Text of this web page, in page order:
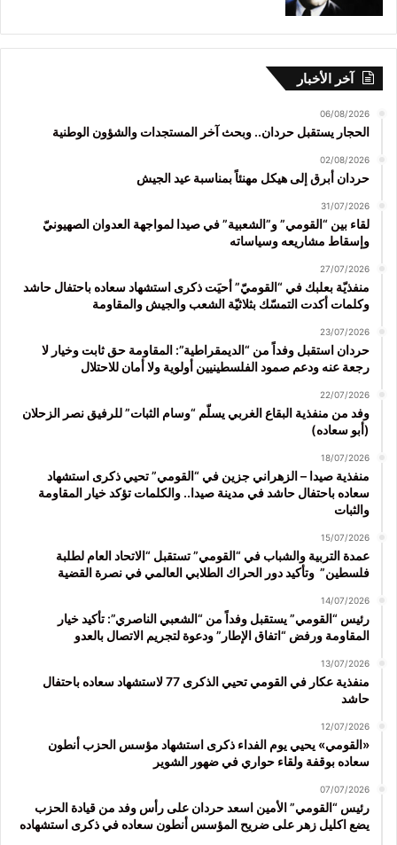
آخر الأخبار
06/08/2026
الحجار يستقبل حردان.. وبحث آخر المستجدات والشؤون الوطنية
02/08/2026
حردان أبرق إلى هيكل مهنئاً بمناسبة عيد الجيش
31/07/2026
لقاء بين “القومي” و”الشعبية” في صيدا لمواجهة العدوان الصهيونيّ
وإسقاط مشاريعه وسياساته
27/07/2026
منفذيّة بعلبك في “القوميّ” أحيَت ذكرى استشهاد سعاده باحتفال حاشد
وكلمات أكدت التمسّك بثلاثيّة الشعب والجيش والمقاومة
23/07/2026
حردان استقبل وفداً من “الديمقراطية”: المقاومة حق ثابت وخيار لا
رجعة عنه ودعم صمود الفلسطينيين أولوية ولا أمان للاحتلال
22/07/2026
وفد من منفذية البقاع الغربي يسلّم “وسام الثبات” للرفيق نصر الزحلان
(أبو سعاده)
18/07/2026
منفذية صيدا – الزهراني جزين في “القومي” تحيي ذكرى استشهاد
سعاده باحتفال حاشد في مدينة صيدا.. والكلمات تؤكد خيار المقاومة
والثبات
15/07/2026
عمدة التربية والشباب في “القومي” تستقبل “الاتحاد العام لطلبة
فلسطين” وتأكيد دور الحراك الطلابي العالمي في نصرة القضية
14/07/2026
رئيس “القومي” يستقبل وفداً من “الشعبي الناصري”: تأكيد خيار
المقاومة ورفض “اتفاق الإطار” ودعوة لتجريم الاتصال بالعدو
13/07/2026
منفذية عكار في القومي تحيي الذكرى 77 لاستشهاد سعاده باحتفال
حاشد
12/07/2026
«القومي» يحيي يوم الفداء ذكرى استشهاد مؤسس الحزب أنطون
سعاده بوقفة ولقاء حواري في ضهور الشوير
07/07/2026
رئيس “القومي” الأمين اسعد حردان على رأس وفد من قيادة الحزب
يضع اكليل زهر على ضريح المؤسس أنطون سعاده في ذكرى استشهاده